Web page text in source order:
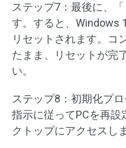
ステップ7：最後に、「
す。すると、Windows
リセットされます。コ
たまま、リセットが完
い。
ステップ8：初期化プ
指示に従ってPCを再設
クトップにアクセスし